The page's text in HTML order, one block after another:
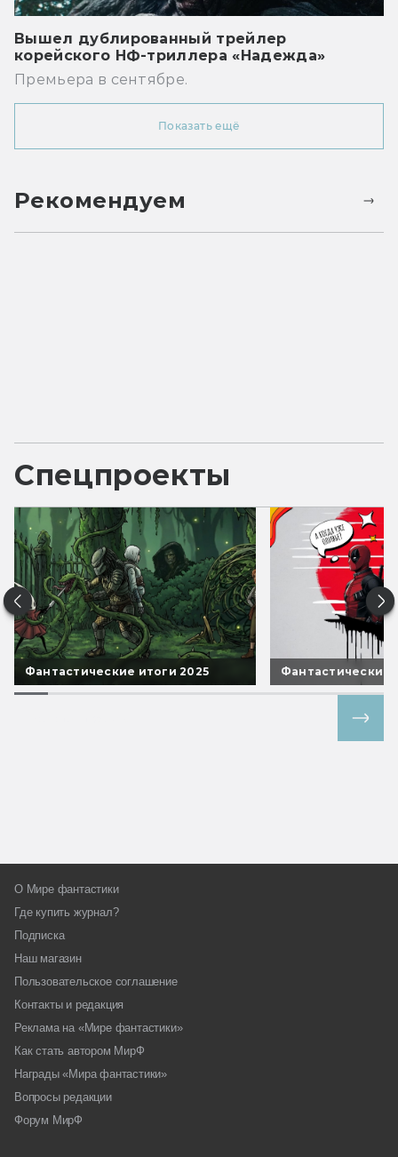
Вышел дублированный трейлер
корейского НФ-триллера «Надежда»
Премьера в сентябре.
Показать ещё
Рекомендуем
Спецпроекты
Фантастические итоги 2025 Фантастические
О Мире фантастики
Где купить журнал?
Подписка
Наш магазин
Пользовательское соглашение
Контакты и редакция
Реклама на «Мире фантастики»
Как стать автором МирФ
Награды «Мира фантастики»
Вопросы редакции
Форум МирФ